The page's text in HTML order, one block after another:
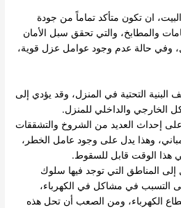
ان تكون متأكد تماماً من جودة
والمطابخ، والتي تحقق سبل الأمان
وفي حالة عدم وجود عوامل عزل قوية،
التحتية في المنزل، وقد يؤدي إلى
الخارجي والداخلي للمنزل.
إحداث العديد من الشروخ والتشققات
وهذا يدل على وجود عامل الخطر،
هذا الوقت قابل للسقوط.
المناطق التي توجد فيها سلوك
التسبب في مشاكل في الكهرباء،
الكهرباء، ومن الصعب أن تحل هذه